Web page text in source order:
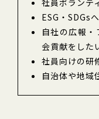
緑の少年団
緑の少年団に
少年団活動へ
少年団の結成
ESG・SDGs
自社の広報・
会貢献をした
社員向けの研
自治体や地域